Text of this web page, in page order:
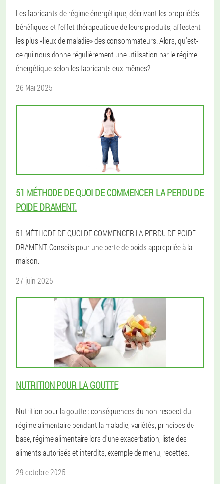
Les fabricants de régime énergétique, décrivant les propriétés
bénéfiques et l'effet thérapeutique de leurs produits, affectent
les plus «lieux de maladie» des consommateurs. Alors, qu'est-
ce qui nous donne régulièrement une utilisation par le régime
énergétique selon les fabricants eux-mêmes?
26 Mai 2025
51 MÉTHODE DE QUOI DE COMMENCER LA PERDU DE
POIDE DRAMENT.
51 MÉTHODE DE QUOI DE COMMENCER LA PERDU DE POIDE
DRAMENT. Conseils pour une perte de poids appropriée à la
maison.
27 juin 2025
NUTRITION POUR LA GOUTTE
Nutrition pour la goutte : conséquences du non-respect du
régime alimentaire pendant la maladie, variétés, principes de
base, régime alimentaire lors d'une exacerbation, liste des
aliments autorisés et interdits, exemple de menu, recettes.
29 octobre 2025